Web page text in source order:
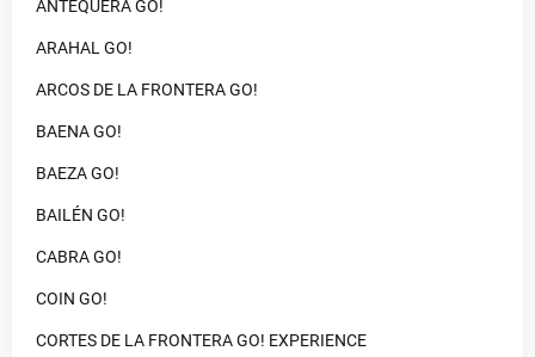
ANTEQUERA GO!
ARAHAL GO!
ARCOS DE LA FRONTERA GO!
BAENA GO!
BAEZA GO!
BAILÉN GO!
CABRA GO!
COIN GO!
CORTES DE LA FRONTERA GO! EXPERIENCE